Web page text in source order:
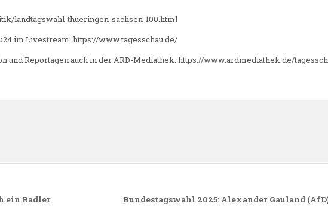
landtagswahl-thueringen-sachsen-100.html
im Livestream: https://www.tagesschau.de/
und Reportagen auch in der ARD-Mediathek: https://www.ardmediathek.de/
Bundestagswahl 2025: Alexander Gauland
ein Radler